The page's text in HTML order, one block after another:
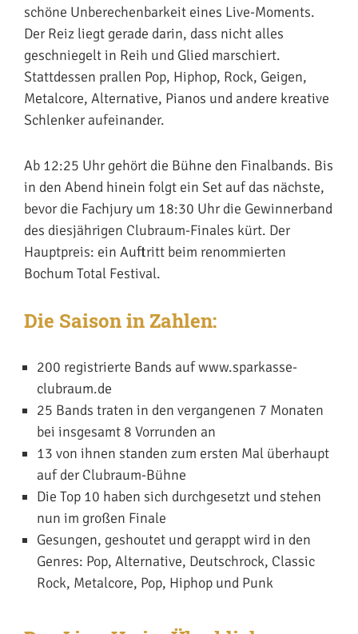
schöne Unberechenbarkeit eines Live-Moments.
Der Reiz liegt gerade darin, dass nicht alles
geschniegelt in Reih und Glied marschiert.
Stattdessen prallen Pop, Hiphop, Rock, Geigen,
Metalcore, Alternative, Pianos und andere kreative
Schlenker aufeinander.
Ab 12:25 Uhr gehört die Bühne den Finalbands. Bis
in den Abend hinein folgt ein Set auf das nächste,
bevor die Fachjury um 18:30 Uhr die Gewinnerband
des diesjährigen Clubraum-Finales kürt. Der
Hauptpreis: ein Auftritt beim renommierten
Bochum Total Festival.
Die Saison in Zahlen:
200 registrierte Bands aufwww.sparkasse-
clubraum.de
25 Bands traten in den vergangenen 7 Monaten
bei insgesamt 8 Vorrunden an
13 von ihnen standen zum ersten Mal überhaupt
auf der Clubraum-Bühne
Die Top 10 haben sich durchgesetzt und stehen
nun im großen Finale
Gesungen, geshoutet und gerappt wird in den
Genres: Pop, Alternative, Deutschrock, Classic
Rock, Metalcore, Pop, Hiphop und Punk